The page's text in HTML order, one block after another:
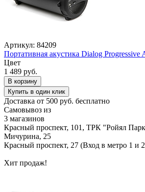
Артикул: 84209
Портативная акустика Dialog Progressive
Цвет
1 489 руб.
В корзину
Купить в один клик
Доставка от 500 руб. бесплатно
Самовывоз из
3 магазинов
Красный проспект, 101, ТРК "Ройял
Мичурина, 25
Красный проспект, 27 (Вход в метро 1 и
Хит продаж!